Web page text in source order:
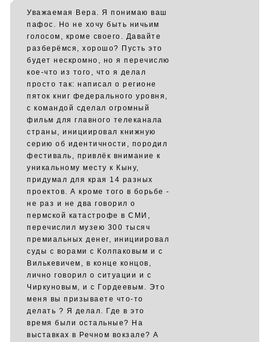
Уважаемая Вера. Я понимаю ваш
пафос. Но не хочу быть ничьим
голосом, кроме своего. Давайте
разберёмся, хорошо? Пусть это
будет нескромно, но я перечислю
кое-что из того, что я делал
просто так: написал о регионе
пяток книг федерального уровня,
с командой сделал огромный
фильм для главного телеканала
страны, инициировал книжную
серию об идентичности, породил
фестиваль, привлёк внимание к
уникальному месту к Кыну,
придумал для края 14 разных
проектов. А кроме того в борьбе -
не раз и не два говорил о
пермской катастрофе в СМИ,
перечислил музею 300 тысяч
премиальных денег, инициировал
суды с ворами с Колпаковым и с
Вилькевичем, в конце концов,
лично говорил о ситуации и с
Чиркуновым, и с Гордеевым. Это
меня вы призываете что-то
делать ? Я делал. Где в это
время были остальные? На
выставках в Речном вокзале? А